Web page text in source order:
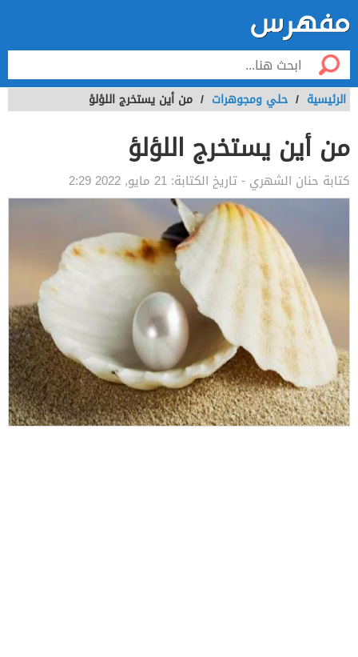
الرئيسية / حلي ومجوهرات / من أين يستخرج اللؤلؤ
من أين يستخرج اللؤلؤ
كتابة حنان الشهري - تاريخ الكتابة: 21 مايو, 2022 2:29